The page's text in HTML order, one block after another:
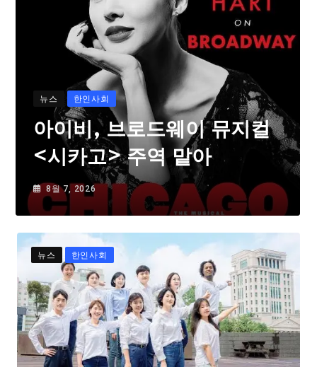
뉴스 한인사회
아이비, 브로드웨이 뮤지컬
<시카고> 주역 맡아
8월 7, 2026
뉴스 한인사회